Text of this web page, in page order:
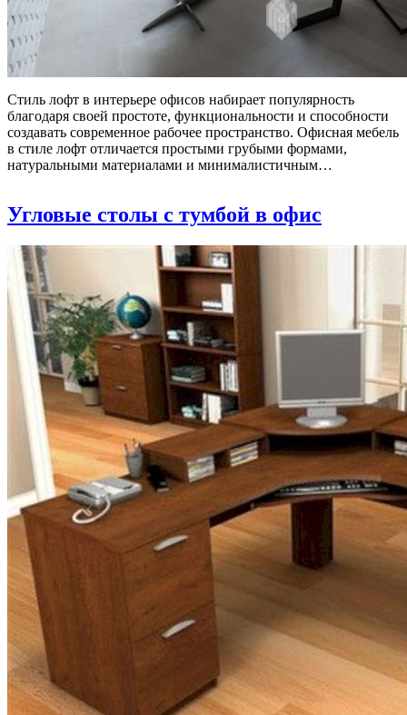
Стиль лофт в интерьере офисов набирает популярность
благодаря своей простоте, функциональности и способности
создавать современное рабочее пространство. Офисная мебель
в стиле лофт отличается простыми грубыми формами,
натуральными материалами и минималистичным…
Угловые столы с тумбой в офис